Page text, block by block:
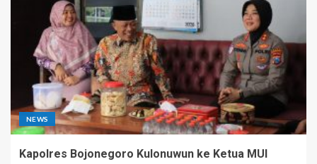
NEWS
Kapolres Bojonegoro Kulonuwun ke Ketua MUI